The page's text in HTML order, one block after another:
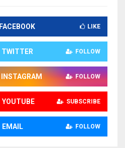
FACEBOOK LIKE
TWITTER FOLLOW
INSTAGRAM FOLLOW
YOUTUBE SUBSCRIBE
EMAIL FOLLOW